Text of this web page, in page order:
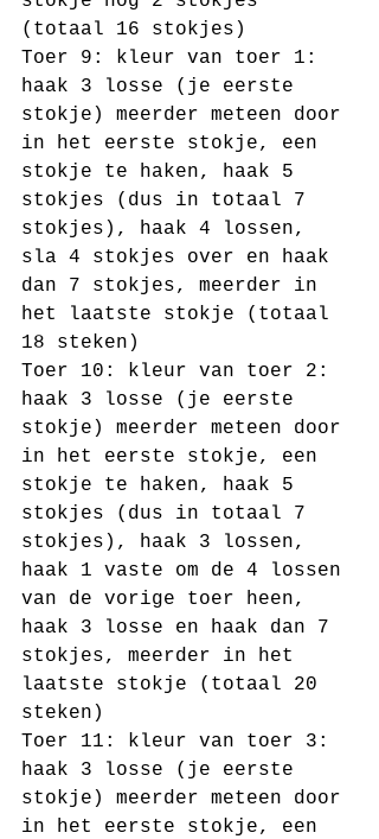
(totaal 16 stokjes)
Toer 9: kleur van toer 1:
haak 3 losse (je eerste
stokje) meerder meteen door
in het eerste stokje, een
stokje te haken, haak 5
stokjes (dus in totaal 7
stokjes), haak 4 lossen,
sla 4 stokjes over en haak
dan 7 stokjes, meerder in
het laatste stokje (totaal
18 steken)
Toer 10: kleur van toer 2:
haak 3 losse (je eerste
stokje) meerder meteen door
in het eerste stokje, een
stokje te haken, haak 5
stokjes (dus in totaal 7
stokjes), haak 3 lossen,
haak 1 vaste om de 4 lossen
van de vorige toer heen,
haak 3 losse en haak dan 7
stokjes, meerder in het
laatste stokje (totaal 20
steken)
Toer 11: kleur van toer 3:
haak 3 losse (je eerste
stokje) meerder meteen door
in het eerste stokje, een